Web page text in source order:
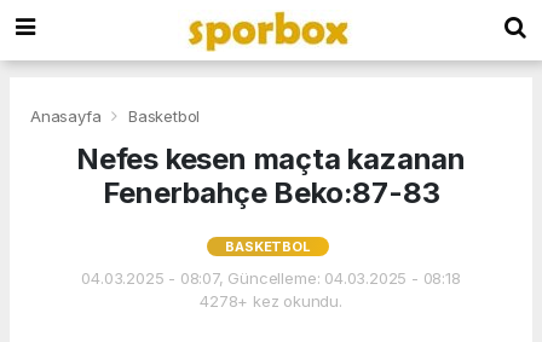
Anasayfa Basketbol
Nefes kesen maçta kazanan
Fenerbahçe Beko:87-83
BASKETBOL
04.03.2025 - 08:07, Güncelleme: 04.03.2025 - 08:18
4278+ kez okundu.